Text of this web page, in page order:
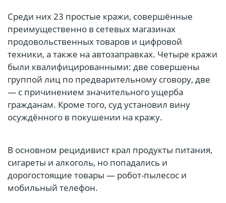
Среди них 23 простые кражи, совершённые
преимущественно в сетевых магазинах
продовольственных товаров и цифровой
техники, а также на автозаправках. Четыре кражи
были квалифицированными: две совершены
группой лиц по предварительному сговору, две
— с причинением значительного ущерба
гражданам. Кроме того, суд установил вину
осуждённого в покушении на кражу.
В основном рецидивист крал продукты питания,
сигареты и алкоголь, но попадались и
дорогостоящие товары — робот-пылесос и
мобильный телефон.